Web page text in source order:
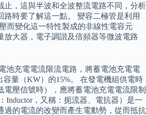
止，這與半波和全波整流電路不同，分析
路時要了解這一點。 變容二極管是利用
而變化這一特性製成的非線性電容元
放大器，電子調諧及倍頻器等微波電路
池充電電流限流電路，將蓄電池充電電
容量（KW）的15%。 在發電機組供電時
電壓信號時），應將蓄電池充電電流限制
Inductor，又稱：扼流器、電抗器）是一
過的電流的改變而產生電動勢，從而抵抗